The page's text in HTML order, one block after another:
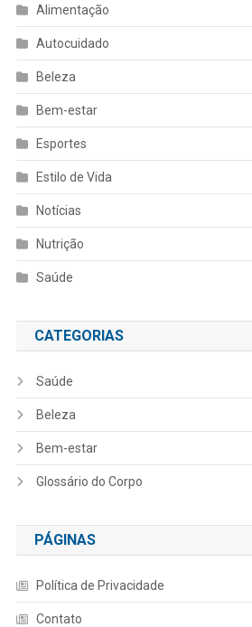
Alimentação
Autocuidado
Beleza
Bem-estar
Esportes
Estilo de Vida
Notícias
Nutrição
Saúde
CATEGORIAS
Saúde
Beleza
Bem-estar
Glossário do Corpo
PÁGINAS
Política de Privacidade
Contato